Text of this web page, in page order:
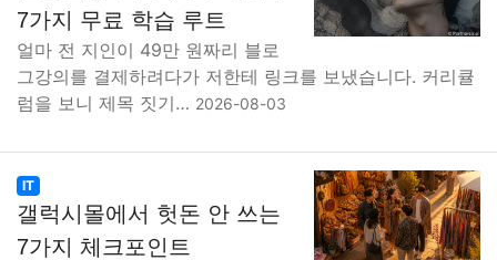
7가지 무료 학습 루트
얼마 전 지인이 49만 원짜리 블로
그강의를 결제하려다가 저한테 링크를 보냈습니다. 커리큘
럼을 보니 제목 짓기… 2026-08-03
IT
갤럭시몰에서 헛돈 안 쓰는
7가지 체크포인트